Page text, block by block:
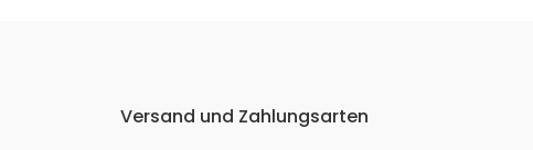
Versand und Zahlungsarten